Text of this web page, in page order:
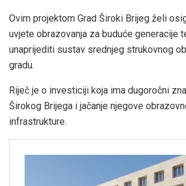
Ovim projektom Grad Široki Brijeg želi
uvjete obrazovanja za buduće generacije
unaprijediti sustav srednjeg strukovnog
gradu.
Riječ je o investiciji koja ima dugoročni
Širokog Brijega i jačanje njegove
infrastrukture.